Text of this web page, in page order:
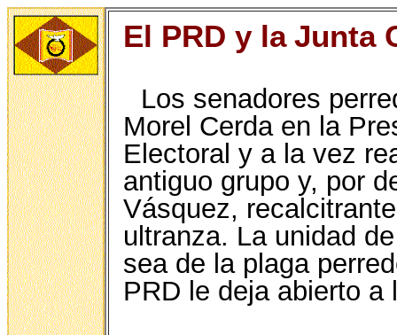
El PRD y la Junta
Los senadores
Morel Cerda en la
Electoral y a la vez
antiguo grupo y, por
Vásquez,
ultranza. La unidad
sea de la plaga
PRD le deja abierto a